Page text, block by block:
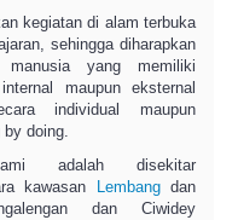
kegiatan di alam terbuka
sehingga diharapkan
yang memiliki
maupun eksternal
individual maupun
by doing.
adalah disekitar
kawasan Lembangdan
dan Ciwidey